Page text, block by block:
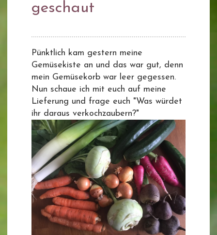
geschaut
Pünktlich kam gestern meine
Gemüsekiste an und das war gut, denn
mein Gemüsekorb war leer gegessen.
Nun schaue ich mit euch auf meine
Lieferung und frage euch "Was würdet
ihr daraus verkochzaubern?"